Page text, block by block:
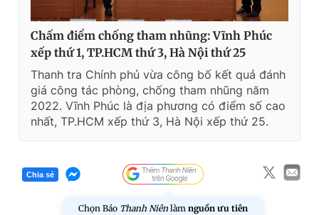
Chấm điểm chống tham nhũng: Vĩnh Phúc
xếp thứ 1, TP.HCM thứ 3, Hà Nội thứ 25
Thanh tra Chính phủ vừa công bố kết quả đánh
giá công tác phòng, chống tham nhũng năm
2022. Vĩnh Phúc là địa phương có điểm số cao
nhất, TP.HCM xếp thứ 3, Hà Nội xếp thứ 25.
Chia sẻ
Chọn Báo Thanh Niên làm nguồn ưu tiên